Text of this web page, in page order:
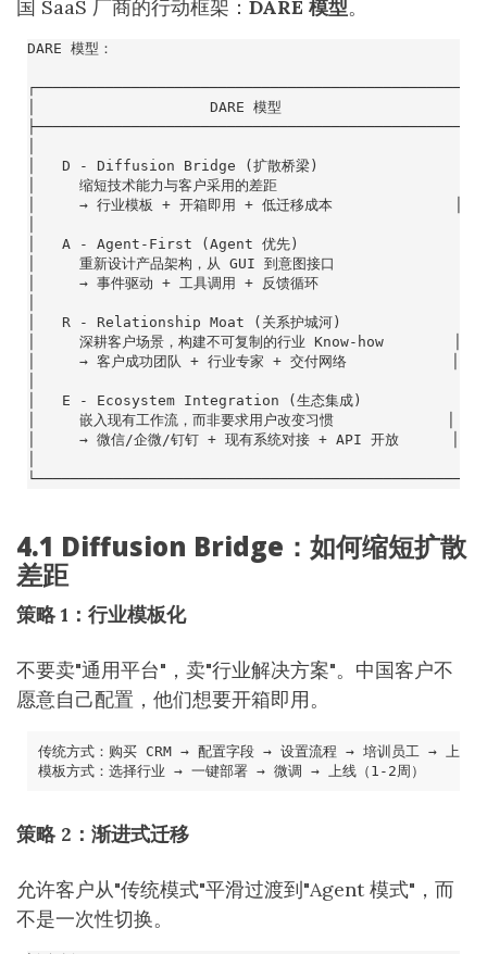
国 SaaS 厂商的行动框架： DARE 模型。
4.1 Diffusion Bridge：如何缩短扩散
差距
策略 1：行业模板化
不要卖"通用平台"，卖"行业解决方案"。中国客户不
愿意自己配置，他们想要开箱即用。
策略 2：渐进式迁移
允许客户从"传统模式"平滑过渡到"Agent 模式"，而
不是一次性切换。